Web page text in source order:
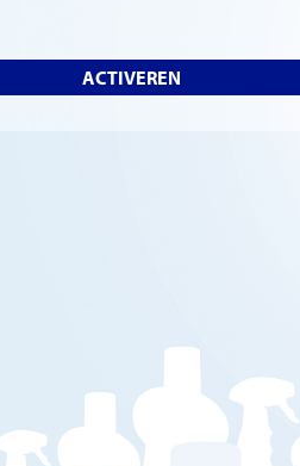
ACTIVEREN